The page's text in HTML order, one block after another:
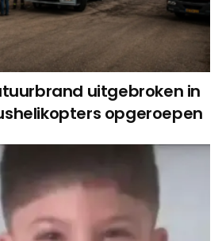
uitgebroken in
opgeroepen